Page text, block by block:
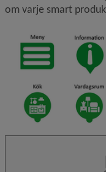
om varje smart